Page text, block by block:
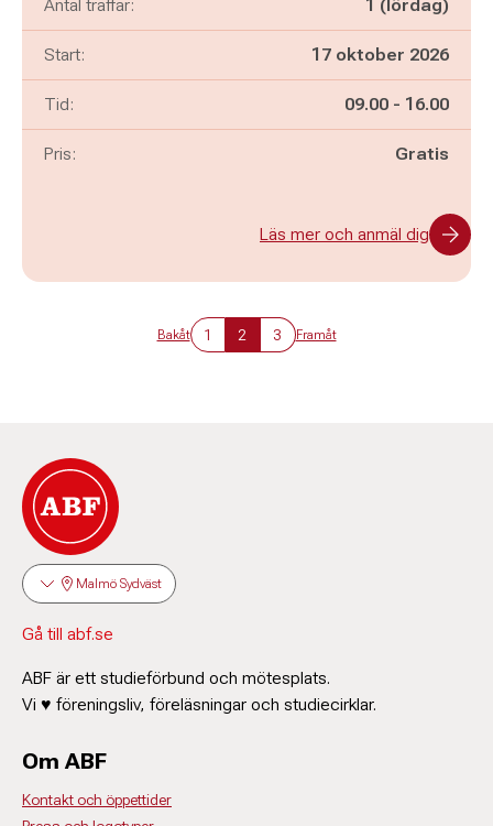
Antal träffar: 1 (lördag)
Start: 17 oktober 2026
Tid: Pågår mellan
09.00 - och
16.00
Pris: Gratis
Läs mer och anmäl dig
Bakåt 1 2 3 Framåt
Malmö Sydväst
Gå till abf.se
ABF är ett studieförbund och mötesplats.
Vi ♥ föreningsliv, föreläsningar och studiecirklar.
Om ABF
Kontakt och öppettider